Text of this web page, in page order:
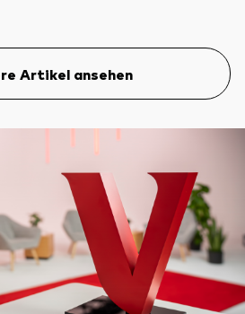
Artikel ansehen